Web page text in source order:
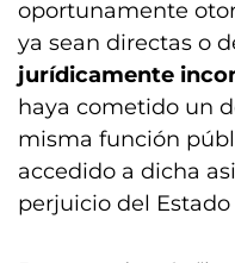
oportunamente
ya sean directas o
jurídicamente
haya cometido un
misma función
accedido a dicha
perjuicio del Estado